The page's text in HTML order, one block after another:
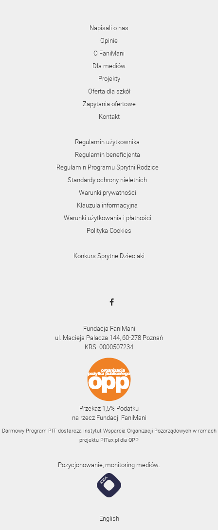
Napisali o nas
Opinie
O FaniMani
Dla mediów
Projekty
Oferta dla szkół
Zapytania ofertowe
Kontakt
Regulamin użytkownika
Regulamin beneficjenta
Regulamin Programu Sprytni Rodzice
Standardy ochrony nieletnich
Warunki prywatności
Klauzula informacyjna
Warunki użytkowania i płatności
Polityka Cookies
Konkurs Sprytne Dzieciaki
Fundacja FaniMani
ul. Macieja Palacza 144, 60-278 Poznań
KRS: 0000507234
Przekaż 1,5% Podatku
na rzecz Fundacji FaniMani
Darmowy Program PIT dostarcza Instytut Wsparcia Organizacji Pozarządowych w ramach
projektu PITax.pl dla OPP
Pozycjonowanie, monitoring mediów:
English